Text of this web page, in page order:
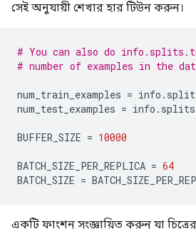
সেই অনুযায়ী শেখার হার টিউন করুন।
# You can also do
# number of examples in the
num_train_examples = info .
num_test_examples = info . splits
BUFFER_SIZE = 10000
BATCH_SIZE_PER_REPLICA = 64
BATCH_SIZE =
একটি ফাংশন সংজ্ঞায়িত করুন যা